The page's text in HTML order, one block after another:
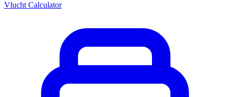
Vlucht Calculator